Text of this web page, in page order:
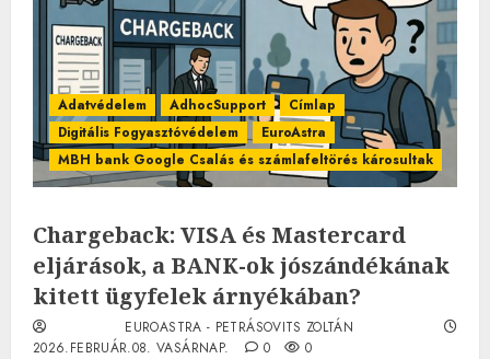
Adatvédelem AdhocSupport
Címlap
Digitális Fogyasztóvédelem
EuroAstra
MBH bank Google Csalás és számlafeltörés károsultak
Chargeback: VISA és Mastercard
eljárások, a BANK-ok jószándékának
kitett ügyfelek árnyékában?
EUROASTRA - PETRÁSOVITS ZOLTÁN
2026.FEBRUÁR.08. VASÁRNAP.
0 0